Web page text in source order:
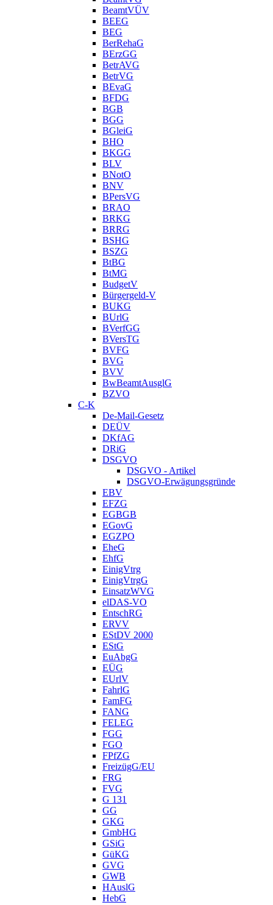
BeamtVÜV
BEEG
BEG
BerRehaG
BErzGG
BetrAVG
BetrVG
BEvaG
BFDG
BGB
BGG
BGleiG
BHO
BKGG
BLV
BNotO
BNV
BPersVG
BRAO
BRKG
BRRG
BSHG
BSZG
BtBG
BtMG
BudgetV
Bürgergeld-V
BUKG
BUrlG
BVerfGG
BVersTG
BVFG
BVG
BVV
BwBeamtAusglG
BZVO
C-K
De-Mail-Gesetz
DEÜV
DKfAG
DRiG
DSGVO
DSGVO - Artikel
DSGVO-Erwägungsgründe
EBV
EFZG
EGBGB
EGovG
EGZPO
EheG
EhfG
EinigVtrg
EinigVtrgG
EinsatzWVG
elDAS-VO
EntschRG
ERVV
EStDV 2000
EStG
EuAbgG
EÜG
EUrlV
FahrlG
FamFG
FANG
FELEG
FGG
FGO
FPfZG
FreizügG/EU
FRG
FVG
G 131
GG
GKG
GmbHG
GSiG
GüKG
GVG
GWB
HAuslG
HebG